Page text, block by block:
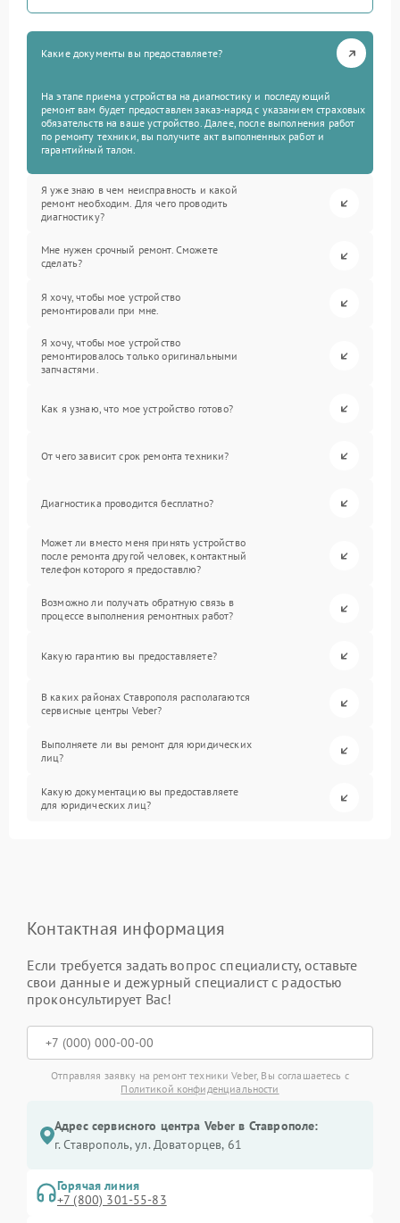
Какие документы вы предоставляете?
На этапе приема устройства на диагностику и последующий
ремонт вам будет предоставлен заказ-наряд с указанием страховых
обязательств на ваше устройство. Далее, после выполнения работ
по ремонту техники, вы получите акт выполненных работ и
гарантийный талон.
Я уже знаю в чем неисправность и какой
ремонт необходим. Для чего проводить
диагностику?
Мне нужен срочный ремонт. Сможете
сделать?
Я хочу, чтобы мое устройство
ремонтировали при мне.
Я хочу, чтобы мое устройство
ремонтировалось только оригинальными
запчастями.
Как я узнаю, что мое устройство готово?
От чего зависит срок ремонта техники?
Диагностика проводится бесплатно?
Может ли вместо меня принять устройство
после ремонта другой человек, контактный
телефон которого я предоставлю?
Возможно ли получать обратную связь в
процессе выполнения ремонтных работ?
Какую гарантию вы предоставляете?
В каких районах Ставрополя располагаются
сервисные центры Veber?
Выполняете ли вы ремонт для юридических
лиц?
Какую документацию вы предоставляете
для юридических лиц?
Контактная информация
Если требуется задать вопрос специалисту, оставьте
свои данные и дежурный специалист с радостью
проконсультирует Вас!
Отправляя заявку на ремонт техники Veber, Вы соглашаетесь с
Политикой конфиденциальности
Адрес сервисного центра Veber в Ставрополе:
г. Ставрополь, ул. Доваторцев, 61
Горячая линия
+7 (800) 301-55-83